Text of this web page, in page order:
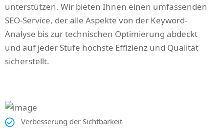
Google
Analytics
Facebook
Google Data
unterstützen. Wir bieten Ihnen einen umfassenden
SEO-Service, der alle Aspekte von der Keyword-
Analyse bis zur technischen Optimierung abdeckt
und auf jeder Stufe höchste Effizienz und Qualität
sicherstellt.
Verbesserung der Sichtbarkeit